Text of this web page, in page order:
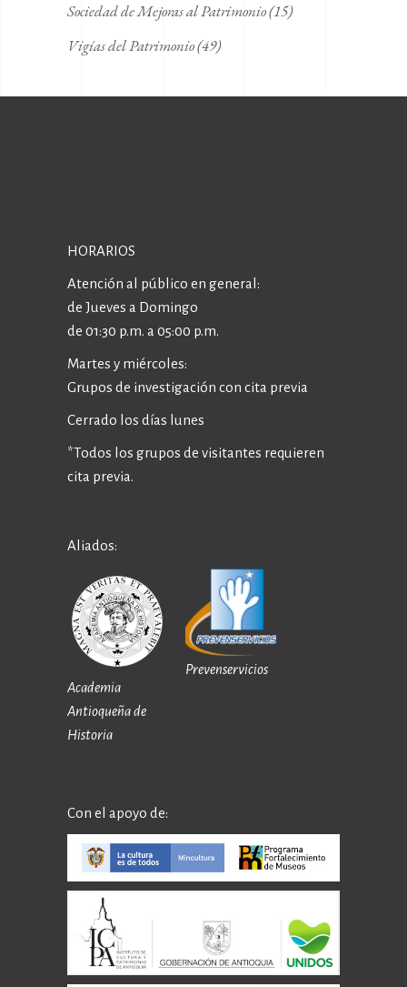
Sociedad de Mejoras al Patrimonio(15)
Vigías del Patrimonio(49)
HORARIOS
Atención al público en general:
de Jueves a Domingo
de 01:30 p.m. a 05:00 p.m.
Martes y miércoles:
Grupos de investigación con cita previa
Cerrado los días lunes
*Todos los grupos de visitantes requieren
cita previa.
Aliados:
Academia
Antioqueña de
Historia
Prevenservicios
Con el apoyo de: